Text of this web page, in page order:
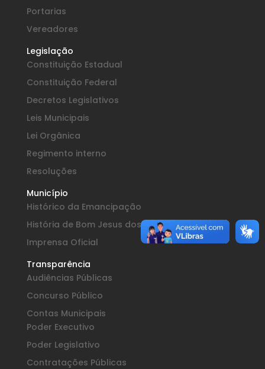
Portarias
Vereadores
Legislação
Constituição Estadual
Constituição Federal
Decretos Legislativos
Leis Municipais
Lei Orgânica
Regimento interno
Resoluções
Município
Histórico da Emancipação
História de Bom Jesus dos Perdões
Imprensa Oficial
Transparência
Audiências Públicas
Concurso Público
Contas Municipais
Poder Executivo
Poder Legislativo
Contratações Públicas